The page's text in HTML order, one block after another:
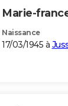
Marie-
Naissance
17/03/1945 à